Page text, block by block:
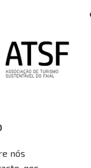
entre as ilhas
Pico.
nós